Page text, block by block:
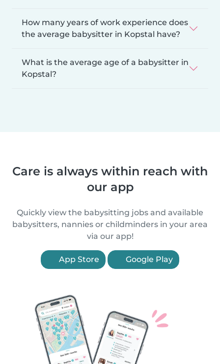
How many years of work experience does
the average babysitter in Kopstal have?
What is the average age of a babysitter in
Kopstal?
Care is always within reach with
our app
Quickly view the babysitting jobs and available
babysitters, nannies or childminders in your area
via our app!
App Store Google Play